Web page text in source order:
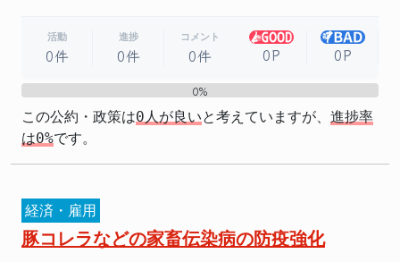
活動
0件
進捗
0件
コメント
0件 0P 0P
0%
この公約・政策は0人が良いと考えていますが、 進捗率
は0%です。
経済・雇用
豚コレラなどの家畜伝染病の防疫強化